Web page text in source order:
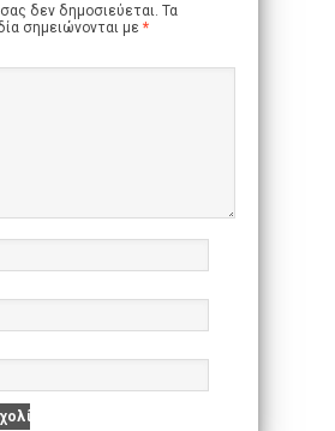
δεν δημοσιεύεται. Τα
σημειώνονται με *